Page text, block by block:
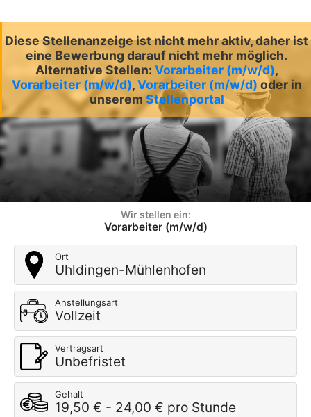
Diese Stellenanzeige ist nicht mehr aktiv, daher ist
eine Bewerbung darauf nicht mehr möglich.
Alternative Stellen: Vorarbeiter (m/w/d),
Vorarbeiter (m/w/d),Vorarbeiter (m/w/d) oder in
unserem Stellenportal
Wir stellen ein:
Vorarbeiter (m/w/d)
Ort
Uhldingen-Mühlenhofen
Anstellungsart
Vollzeit
Vertragsart
Unbefristet
Gehalt
19,50 € - 24,00 € pro Stunde